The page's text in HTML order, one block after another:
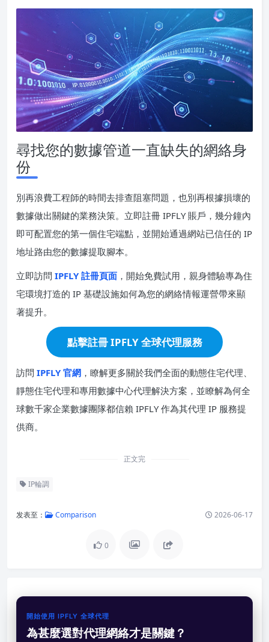
尋找您的數據管道一直缺失的網絡身
份
別再浪費工程師的時間去排查阻塞問題，也別再根據損壞的
數據做出關鍵的業務決策。立即註冊 IPFLY 賬戶，幾分鐘內
即可配置您的第一個住宅端點，並開始通過網站已信任的 IP
地址路由您的數據提取腳本。
立即訪問 IPFLY 註冊頁面 ，開始免費試用，親身體驗專為住
宅環境打造的 IP 基礎設施如何為您的網絡情報運營帶來顯
著提升。
點擊註冊 IPFLY 全球代理服務
訪問 IPFLY 官網 ，瞭解更多關於我們全面的動態住宅代理、
靜態住宅代理和專用數據中心代理解決方案，並瞭解為何全
球數千家企業數據團隊都信賴 IPFLY 作為其代理 IP 服務提
供商。
正文完
IP輪調
发表至： Comparison 2026-06-17
0
開始使用 IPFLY 全球代理
為甚麼選對代理網絡才是關鍵？